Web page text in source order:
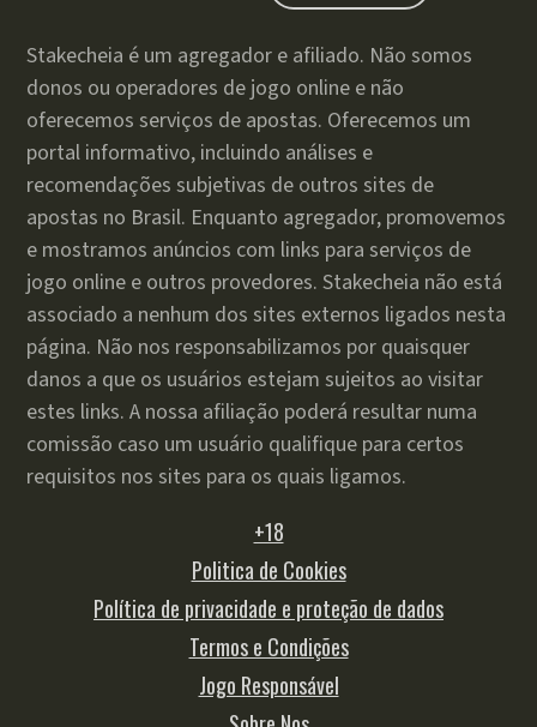
Stakecheia é um agregador e afiliado. Não somos
donos ou operadores de jogo online e não
oferecemos serviços de apostas. Oferecemos um
portal informativo, incluindo análises e
recomendações subjetivas de outros sites de
apostas no Brasil. Enquanto agregador, promovemos
e mostramos anúncios com links para serviços de
jogo online e outros provedores. Stakecheia não está
associado a nenhum dos sites externos ligados nesta
página. Não nos responsabilizamos por quaisquer
danos a que os usuários estejam sujeitos ao visitar
estes links. A nossa afiliação poderá resultar numa
comissão caso um usuário qualifique para certos
requisitos nos sites para os quais ligamos.
+18
Politica de Cookies
Política de privacidade e proteção de dados
Termos e Condições
Jogo Responsável